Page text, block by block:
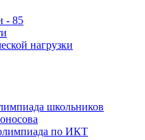
- 85
нагрузки
школьников
по ИКТ